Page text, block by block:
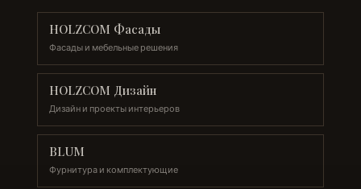
HOLZCOM Фасады
Фасады и мебельные решения
HOLZCOM Дизайн
Дизайн и проекты интерьеров
BLUM
Фурнитура и комплектующие